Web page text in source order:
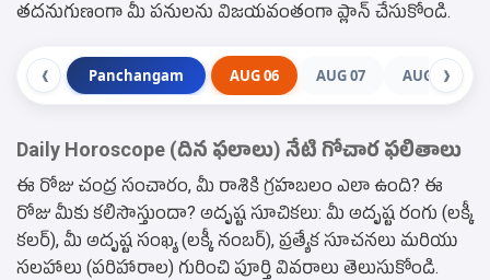
తదనుగుణంగా మీ పనులను విజయవంతంగా ప్లాన్ చేసుకోండి.
❮ Panchangam AUG 06 AUG 07 AUG 08
❯
Daily Horoscope (దిన ఫలాలు) నేటి గోచార ఫలితాలు
ఈ రోజు చంద్ర సంచారం, మీ రాశికి గ్రహబలం ఎలా ఉంది? ఈ
రోజు మీకు కలిసొస్తుందా? అదృష్ట సూచికలు: మీ అదృష్ట రంగు (లక్కీ
కలర్), మీ అదృష్ట సంఖ్య (లక్కీ నంబర్), ప్రత్యేక సూచనలు మరియు
సలహాలు (పరిహారాల) గురించి పూర్తి వివరాలు తెలుసుకోండి.